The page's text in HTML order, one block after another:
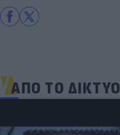
ΑΠΟ ΤΟ ΔΙΚΤΥΟ